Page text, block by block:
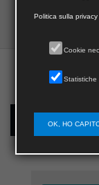
New user
Politica sulla
Cookie
Statistiche
OK, HO